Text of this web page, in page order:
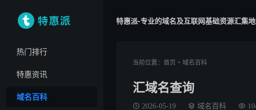
热门排行
特惠资讯
域名百科
特惠派-专业的域名及互联网基础资源汇集地
当前位置： 首页 » 域名百科
汇域名查询
2026-05-19 域名百科